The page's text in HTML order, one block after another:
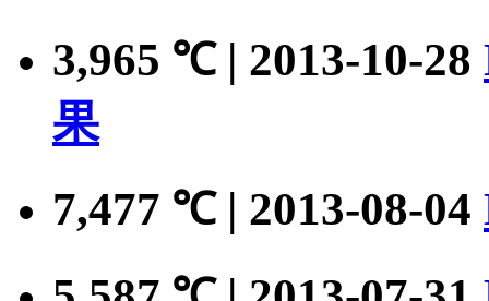
3,965 ℃ | 2013-10-28
果
7,477 ℃ | 2013-08-04